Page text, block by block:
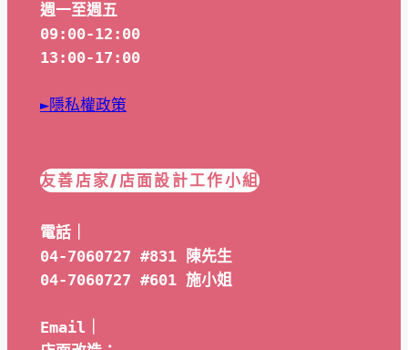
週一至週五
09:00-12:00
13:00-17:00
►隱私權政策
友善店家/店面設計工作小組
電話｜
04-7060727 #831 陳先生
04-7060727 #601 施小姐
Email｜